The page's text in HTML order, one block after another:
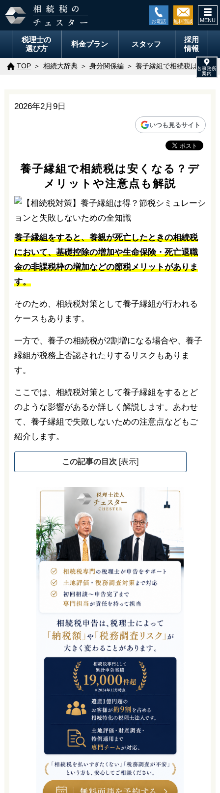
税理士の
選び方
料金プラン スタッフ
採用
情報
TOP 相続大辞典 身分関係編 養子縁組で相続税は安く
2026年2月9日
いつも見るサイト
養子縁組で相続税は安くなる？デ
メリットや注意点も解説
養子縁組をすると、養親が死亡したときの相続税
において、基礎控除の増加や生命保険・死亡退職
金の非課税枠の増加などの節税メリットがありま
す。
そのため、相続税対策として養子縁組が行われる
ケースもあります。
一方で、養子の相続税が2割増になる場合や、養子
縁組が税務上否認されたりするリスクもありま
す。
ここでは、相続税対策として養子縁組をするとど
のような影響があるか詳しく解説します。あわせ
て、養子縁組で失敗しないための注意点などもご
紹介します。
この記事の目次 [表示]